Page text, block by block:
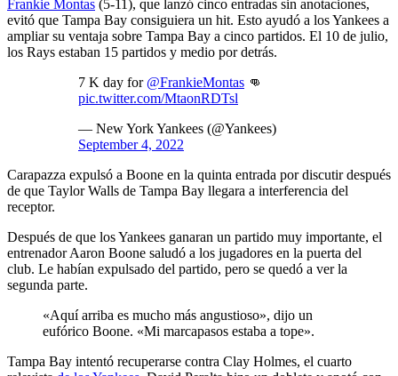
Frankie Montas (5-11), que lanzó cinco entradas sin anotaciones,
evitó que Tampa Bay consiguiera un hit. Esto ayudó a los Yankees a
ampliar su ventaja sobre Tampa Bay a cinco partidos. El 10 de julio,
los Rays estaban 15 partidos y medio por detrás.
7 K day for @FrankieMontas 👊
pic.twitter.com/MtaonRDTsl
— New York Yankees (@Yankees)
September 4, 2022
Carapazza expulsó a Boone en la quinta entrada por discutir después
de que Taylor Walls de Tampa Bay llegara a interferencia del
receptor.
Después de que los Yankees ganaran un partido muy importante, el
entrenador Aaron Boone saludó a los jugadores en la puerta del
club. Le habían expulsado del partido, pero se quedó a ver la
segunda parte.
«Aquí arriba es mucho más angustioso», dijo un
eufórico Boone. «Mi marcapasos estaba a tope».
Tampa Bay intentó recuperarse contra Clay Holmes, el cuarto